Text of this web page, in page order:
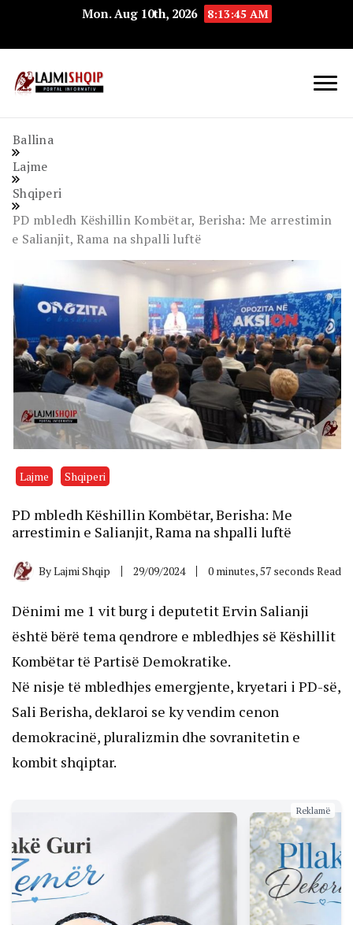
Mon. Aug 10th, 2026 8:13:46 AM
Ballina
Lajme
Shqiperi
PD mbledh Këshillin Kombëtar, Berisha: Me arrestimin
e Salianjit, Rama na shpalli luftë
Lajme Shqiperi
PD mbledh Këshillin Kombëtar, Berisha: Me
arrestimin e Salianjit, Rama na shpalli luftë
ByLajmi Shqip 29/09/2024 0 minutes, 57 seconds Read
Dënimi me 1 vit burg i deputetit Ervin Salianji
është bërë tema qendrore e mbledhjes së Këshillit
Kombëtar të Partisë Demokratike.
Në nisje të mbledhjes emergjente, kryetari i PD-së,
Sali Berisha, deklaroi se ky vendim cenon
demokracinë, pluralizmin dhe sovranitetin e
kombit shqiptar.
Reklamë